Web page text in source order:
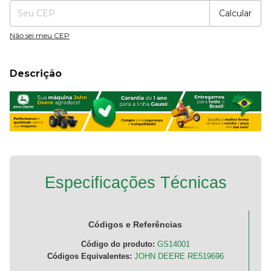
Calcular
Não sei meu CEP
Descrição
Especificações Técnicas
Códigos e Referências
Código do produto: GS14001
Códigos Equivalentes: JOHN DEERE RE519696